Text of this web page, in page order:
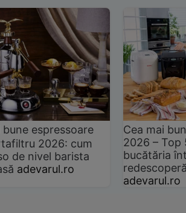
bune espressoare
2026: cum
de nivel barista
adevarul.ro
Cea mai
2026 –
bucătăria
adevarul.ro